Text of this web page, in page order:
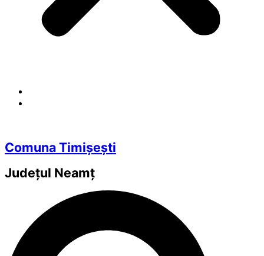
Comuna Timișești
Județul Neamț